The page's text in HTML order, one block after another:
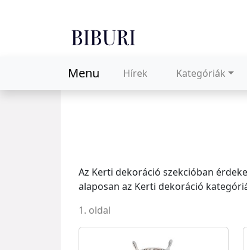
Menu Hírek Kategóriák
Az Kerti dekoráció szekcióban
alaposan az Kerti dekoráció
1. oldal